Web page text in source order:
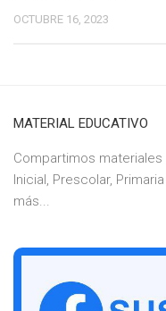
OCTUBRE 16, 2023
MATERIAL EDUCATIVO
Compartimos
Inicial, Prescolar,
más...